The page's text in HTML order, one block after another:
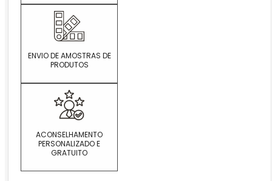
ENVIO DE AMOSTRAS DE
PRODUTOS
ACONSELHAMENTO
PERSONALIZADO E
GRATUITO